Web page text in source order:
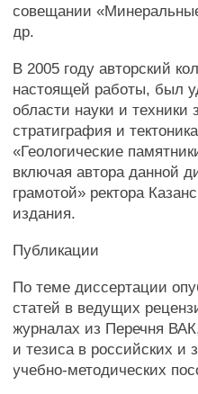
совещании
др.
В 2005 году авторский
настоящей работы, был
области науки и техники
стратиграфия и
«Геологические
включая автора данной
грамотой» ректора
издания.
Публикации
По теме диссертации
статей в ведущих
журналах из Перечня
и тезиса в российских и
учебно-методических